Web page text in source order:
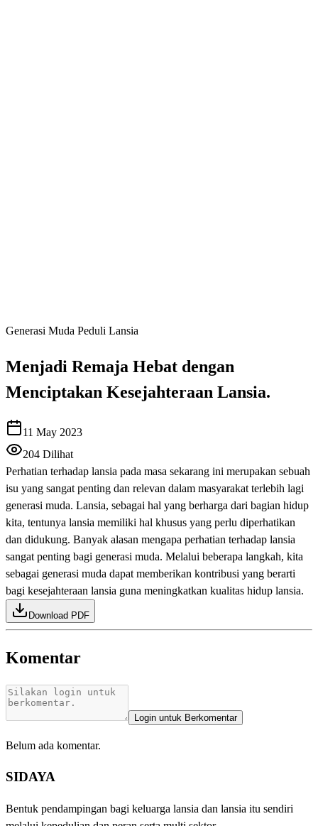
Generasi Muda Peduli Lansia
Menjadi Remaja Hebat dengan
Menciptakan Kesejahteraan Lansia.
11 May 2023
204 Dilihat
Perhatian terhadap lansia pada masa sekarang ini merupakan sebuah
isu yang sangat penting dan relevan dalam masyarakat terlebih lagi
generasi muda. Lansia, sebagai hal yang berharga dari bagian hidup
kita, tentunya lansia memiliki hal khusus yang perlu diperhatikan
dan didukung. Banyak alasan mengapa perhatian terhadap lansia
sangat penting bagi generasi muda. Melalui beberapa langkah, kita
sebagai generasi muda dapat memberikan kontribusi yang berarti
bagi kesejahteraan lansia guna meningkatkan kualitas hidup lansia.
Download PDF
Komentar
Login untuk Berkomentar
Belum ada komentar.
SIDAYA
Bentuk pendampingan bagi keluarga lansia dan lansia itu sendiri